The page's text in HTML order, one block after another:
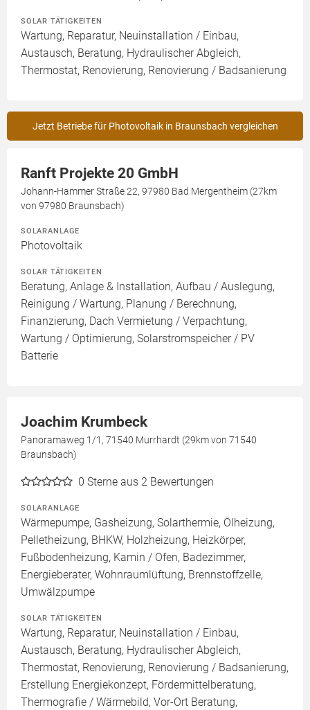
SOLAR TÄTIGKEITEN
Wartung, Reparatur, Neuinstallation / Einbau,
Austausch, Beratung, Hydraulischer Abgleich,
Thermostat, Renovierung, Renovierung / Badsanierung
Jetzt Betriebe für Photovoltaik in Braunsbach vergleichen
Ranft Projekte 20 GmbH
Johann-Hammer Straße 22, 97980 Bad Mergentheim (27km
von 97980 Braunsbach)
SOLARANLAGE
Photovoltaik
SOLAR TÄTIGKEITEN
Beratung, Anlage & Installation, Aufbau / Auslegung,
Reinigung / Wartung, Planung / Berechnung,
Finanzierung, Dach Vermietung / Verpachtung,
Wartung / Optimierung, Solarstromspeicher / PV
Batterie
Joachim Krumbeck
Panoramaweg 1/1, 71540 Murrhardt (29km von 71540
Braunsbach)
0 Sterne aus 2 Bewertungen
SOLARANLAGE
Wärmepumpe, Gasheizung, Solarthermie, Ölheizung,
Pelletheizung, BHKW, Holzheizung, Heizkörper,
Fußbodenheizung, Kamin / Ofen, Badezimmer,
Energieberater, Wohnraumlüftung, Brennstoffzelle,
Umwälzpumpe
SOLAR TÄTIGKEITEN
Wartung, Reparatur, Neuinstallation / Einbau,
Austausch, Beratung, Hydraulischer Abgleich,
Thermostat, Renovierung, Renovierung / Badsanierung,
Erstellung Energiekonzept, Fördermittelberatung,
Thermografie / Wärmebild, Vor-Ort Beratung,